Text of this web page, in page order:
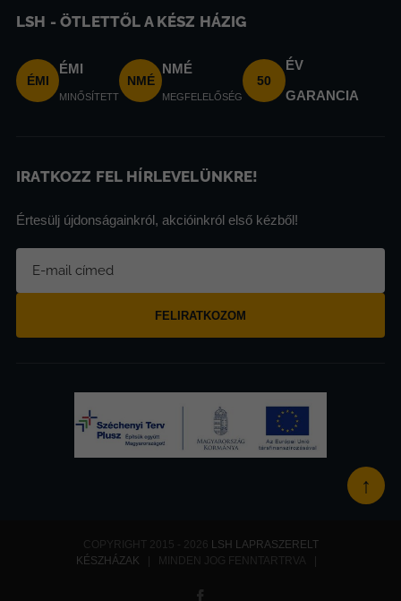
LSH - ÖTLETTŐL A KÉSZ HÁZIG
ÉMI
ÉMI
MINŐSÍTETT
NMÉ
NMÉ
MEGFELELŐSÉG
50
ÉV
GARANCIA
IRATKOZZ FEL HÍRLEVELÜNKRE!
Értesülj újdonságainkról, akcióinkról első kézből!
FELIRATKOZOM
↑
COPYRIGHT 2015 - 2026 LSH LAPRASZERELT
KÉSZHÁZAK | MINDEN JOG FENNTARTRVA |